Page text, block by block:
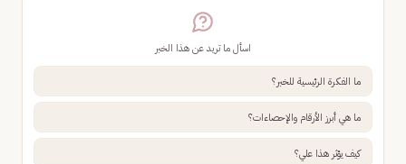
اسأل ما تريد عن هذا الخبر
ما الفكرة الرئيسية للخبر؟
ما هي أبرز الأرقام والإحصاءات؟
كيف يؤثر هذا علي؟